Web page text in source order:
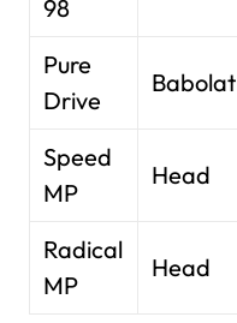
98
Pure
Drive
Babolat
Speed
MP
Head
Radical
MP
Head